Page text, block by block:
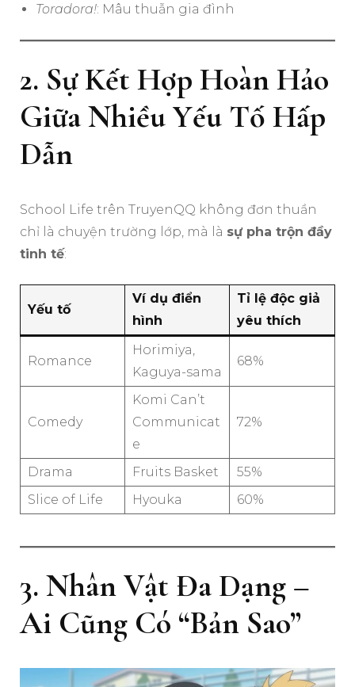
Toradora!: Mâu thuẫn gia đình
2. Sự Kết Hợp Hoàn Hảo
Giữa Nhiều Yếu Tố Hấp
Dẫn
School Life trên TruyenQQ không đơn thuần
chỉ là chuyện trường lớp, mà là sự pha trộn đầy
tinh tế:
Yếu tố
Ví dụ điển
hình
Tỉ lệ độc giả
yêu thích
Romance
Horimiya,
Kaguya-sama
68%
Comedy
Komi Can’t
Communicat
e
72%
Drama Fruits Basket
55%
Slice of Life
Hyouka 60%
3. Nhân Vật Đa Dạng –
Ai Cũng Có “Bản Sao”